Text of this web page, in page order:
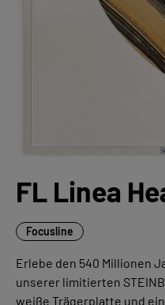
FL Linea
Focusline
Erlebe den 540 Millionen
unserer limitierten
weiße Trägerplatte und